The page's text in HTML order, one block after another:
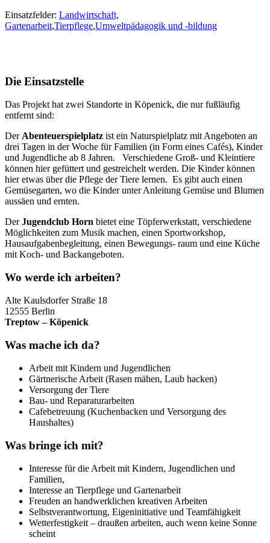
Einsatzfelder: Landwirtschaft,
Gartenarbeit,Tierpflege,Umweltpädagogik und -bildung
Die Einsatzstelle
Das Projekt hat zwei Standorte in Köpenick, die nur fußläufig
entfernt sind:
Der Abenteuerspielplatz ist ein Naturspielplatz mit Angeboten an
drei Tagen in der Woche für Familien (in Form eines Cafés), Kinder
und Jugendliche ab 8 Jahren.
Verschiedene Groß- und Kleintiere
können hier gefüttert und gestreichelt werden. Die Kinder können
hier etwas über die Pflege der Tiere lernen. Es gibt auch einen
Gemüsegarten, wo die Kinder unter Anleitung Gemüse und Blumen
aussäen und ernten.
DerJugendclub Horn bietet eine Töpferwerkstatt, verschiedene
Möglichkeiten zum Musik machen, einen Sportworkshop,
Hausaufgabenbegleitung, einen Bewegungs- raum und eine Küche
mit Koch- und Backangeboten.
Wo werde ich arbeiten?
Alte Kaulsdorfer Straße 18
12555 Berlin
Treptow – Köpenick
Was mache ich da?
Arbeit mit Kindern und Jugendlichen
Gärtnerische Arbeit (Rasen mähen, Laub hacken)
Versorgung der Tiere
Bau- und Reparaturarbeiten
Cafebetreuung (Kuchenbacken und Versorgung des
Haushaltes)
Was bringe ich mit?
Interesse für die Arbeit mit Kindern, Jugendlichen und
Familien,
Interesse an Tierpflege und Gartenarbeit
Freuden an handwerklichen kreativen Arbeiten
Selbstverantwortung, Eigeninitiative und Teamfähigkeit
Wetterfestigkeit – draußen arbeiten, auch wenn keine Sonne
scheint